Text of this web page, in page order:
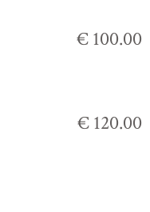
€ 100.00
€ 120.00